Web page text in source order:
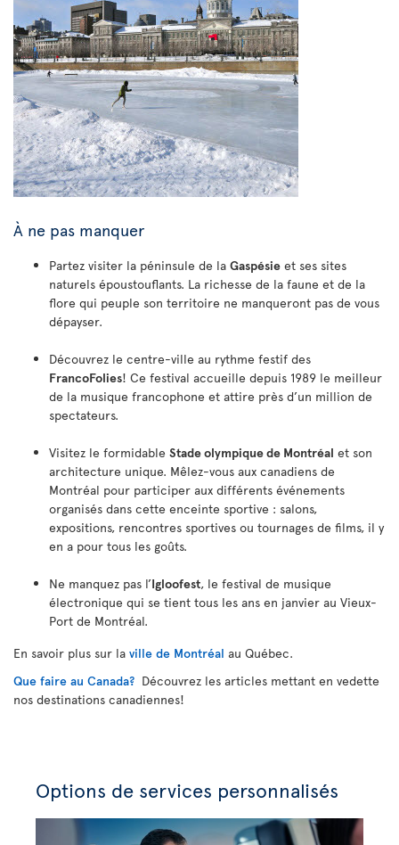
À ne pas manquer
Partez visiter la péninsule de la Gaspésie et ses sites
naturels époustouflants. La richesse de la faune et de la
flore qui peuple son territoire ne manqueront pas de vous
dépayser.
Découvrez le centre-ville au rythme festif des
FrancoFolies! Ce festival accueille depuis 1989 le meilleur
de la musique francophone et attire près d’un million de
spectateurs.
Visitez le formidable Stade olympique de Montréal et son
architecture unique. Mêlez-vous aux canadiens de
Montréal pour participer aux différents événements
organisés dans cette enceinte sportive : salons,
expositions, rencontres sportives ou tournages de films, il y
en a pour tous les goûts.
Ne manquez pas l’Igloofest, le festival de musique
électronique qui se tient tous les ans en janvier au Vieux-
Port de Montréal.
En savoir plus sur la ville de Montréal au Québec.
Que faire au Canada? Découvrez les articles mettant en vedette
nos destinations canadiennes!
Options de services personnalisés